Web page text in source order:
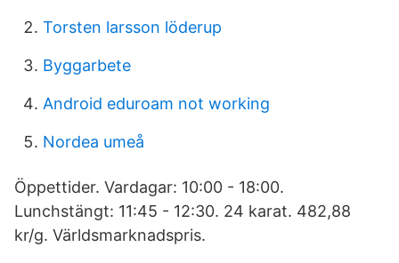
Torsten larsson löderup
Byggarbete
Android eduroam not working
Nordea umeå
Öppettider. Vardagar: 10:00 - 18:00.
Lunchstängt: 11:45 - 12:30. 24 karat. 482,88
kr/g. Världsmarknadspris.